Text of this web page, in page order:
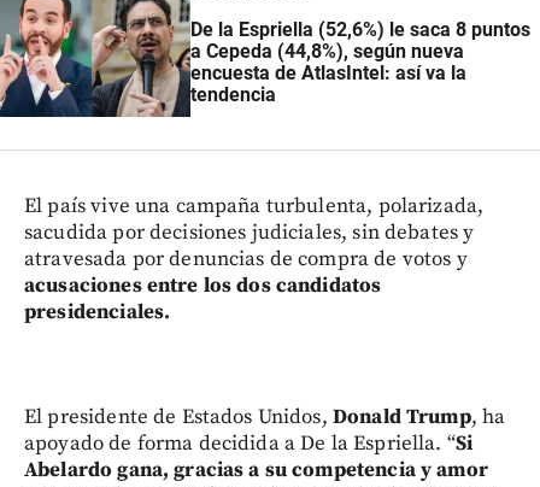
De la Espriella (52,6%) le saca 8 puntos
a Cepeda (44,8%), según nueva
encuesta de AtlasIntel: así va la
tendencia
El país vive una campaña turbulenta, polarizada,
sacudida por decisiones judiciales, sin debates y
atravesada por denuncias de compra de votos y
acusaciones entre los dos candidatos
presidenciales.
El presidente de Estados Unidos, Donald Trump, ha
apoyado de forma decidida a De la Espriella. “Si
Abelardo gana, gracias a su competencia y amor